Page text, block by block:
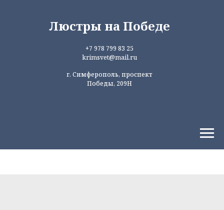
Люстры на Победе
+7 978 799 83 25
krimsvet@mail.ru
г. Симферополь, проспект
Победы, 209Н